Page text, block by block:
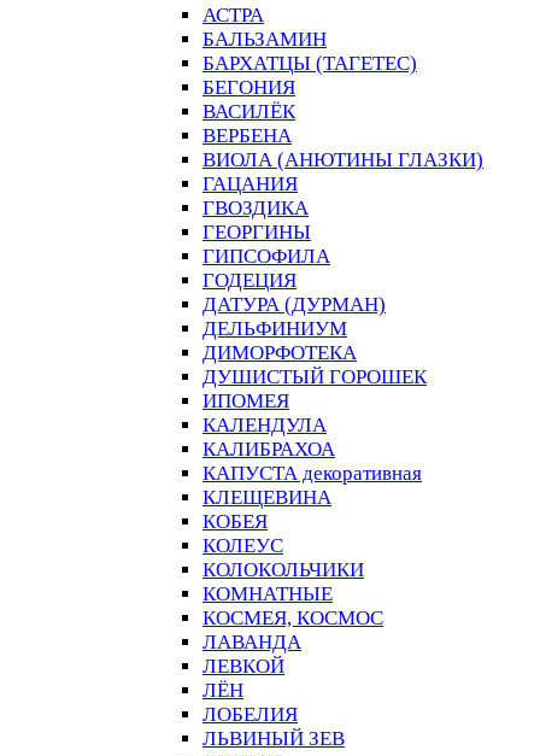
АСТРА
БАЛЬЗАМИН
БАРХАТЦЫ (ТАГЕТЕС)
БЕГОНИЯ
ВАСИЛЁК
ВЕРБЕНА
ВИОЛА (АНЮТИНЫ ГЛАЗКИ)
ГАЦАНИЯ
ГВОЗДИКА
ГЕОРГИНЫ
ГИПСОФИЛА
ГОДЕЦИЯ
ДАТУРА (ДУРМАН)
ДЕЛЬФИНИУМ
ДИМОРФОТЕКА
ДУШИСТЫЙ ГОРОШЕК
ИПОМЕЯ
КАЛЕНДУЛА
КАЛИБРАХОА
КАПУСТА декоративная
КЛЕЩЕВИНА
КОБЕЯ
КОЛЕУС
КОЛОКОЛЬЧИКИ
КОМНАТНЫЕ
КОСМЕЯ, КОСМОС
ЛАВАНДА
ЛЕВКОЙ
ЛЁН
ЛОБЕЛИЯ
ЛЬВИНЫЙ ЗЕВ